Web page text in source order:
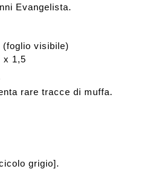
Evangelista.
visibile)
x 1,5
rare tracce di muffa.
grigio].